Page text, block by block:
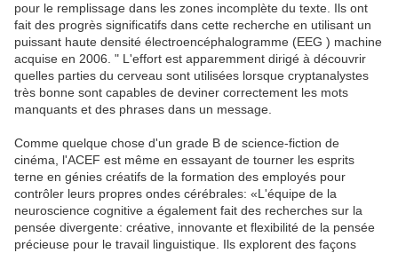
pour le remplissage dans les zones incomplète du texte. Ils ont
fait des progrès significatifs dans cette recherche en utilisant un
puissant haute densité électroencéphalogramme (EEG ) machine
acquise en 2006. " L'effort est apparemment dirigé à découvrir
quelles parties du cerveau sont utilisées lorsque cryptanalystes
très bonne sont capables de deviner correctement les mots
manquants et des phrases dans un message.
Comme quelque chose d'un grade B de science-fiction de
cinéma, l'ACEF est même en essayant de tourner les esprits
terne en génies créatifs de la formation des employés pour
contrôler leurs propres ondes cérébrales: «L'équipe de la
neuroscience cognitive a également fait des recherches sur la
pensée divergente: créative, innovante et flexibilité de la pensée
précieuse pour le travail linguistique. Ils explorent des façons